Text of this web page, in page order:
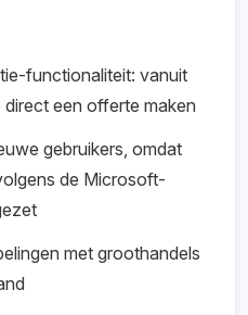
functionaliteit: vanuit
een offerte maken
gebruikers, omdat
de Microsoft-
met groothandels